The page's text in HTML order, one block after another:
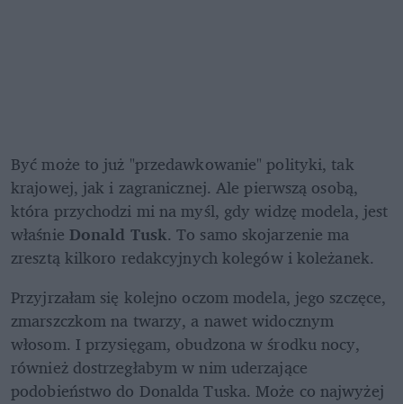
Być może to już "przedawkowanie" polityki, tak
krajowej, jak i zagranicznej. Ale pierwszą osobą,
która przychodzi mi na myśl, gdy widzę modela, jest
właśnie Donald Tusk. To samo skojarzenie ma
zresztą kilkoro redakcyjnych kolegów i koleżanek.
Przyjrzałam się kolejno oczom modela, jego szczęce,
zmarszczkom na twarzy, a nawet widocznym
włosom. I przysięgam, obudzona w środku nocy,
również dostrzegłabym w nim uderzające
podobieństwo do Donalda Tuska. Może co najwyżej